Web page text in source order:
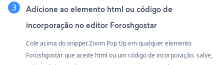
Adicione ao elemento html ou código de
incorporação no editor Foroshgostar
Cole acima do snippet Zoom Pop Up em qualquer elemento
Foroshgostar que aceite html ou um código de incorporação. salve,